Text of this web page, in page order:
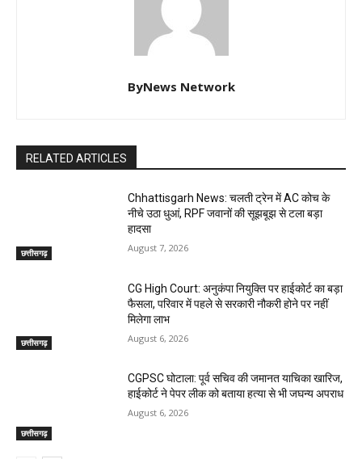
ByNews Network
RELATED ARTICLES
छत्तीसगढ़
Chhattisgarh News: चलती ट्रेन में AC कोच के
नीचे उठा धुआं, RPF जवानों की सूझबूझ से टला बड़ा
हादसा
August 7, 2026
छत्तीसगढ़
CG High Court: अनुकंपा नियुक्ति पर हाईकोर्ट का बड़ा
फैसला, परिवार में पहले से सरकारी नौकरी होने पर नहीं
मिलेगा लाभ
August 6, 2026
छत्तीसगढ़
CGPSC घोटाला: पूर्व सचिव की जमानत याचिका खारिज,
हाईकोर्ट ने पेपर लीक को बताया हत्या से भी जघन्य अपराध
August 6, 2026